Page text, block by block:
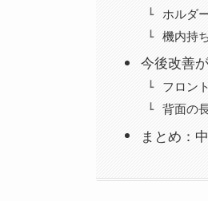
ホルダ
機内持
今後改善
フロン
背面の
まとめ：